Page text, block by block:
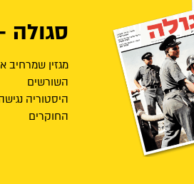
סגולה
מגזין
השורשים
היסטוריה
החוקרים